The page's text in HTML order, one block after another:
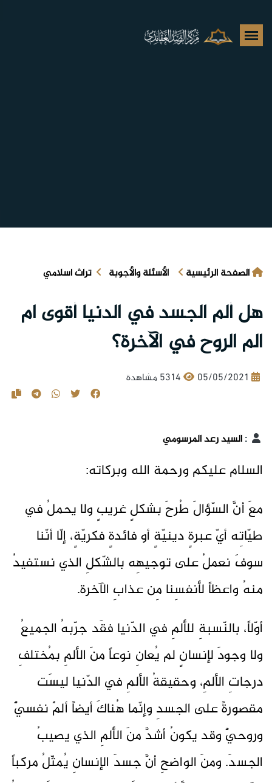
الصفحة الرئيسية الأسئلة والأجوبة تراث اسلامي
هل ألم الجسد في الدنيا أقوى ام
الم الروح في الآخرة؟
05/05/2021 5314 مشاهدة
:السيد رعد المرسومي
السلام عليكم ورحمة الله وبركاته:
معَ أنَّ السّؤالَ طُرحَ بشكلٍ غريبٍ ولا يحملُ في
طيّاتِه أيّ عبرةٍ دينيّةٍ أو فائدةٍ فكريّةٍ، إلّا أنّنا
سوفَ نعملُ على توجيهِه بالشّكلِ الذي نستفيدُ
منهُ واعظاً لأنفسِنا مِن عذابِ الآخرة.
أوّلاً، بالنّسبةِ للألمِ في الدّنيا فقَد جرّبهُ الجميعُ
ولا وجودَ لإنسانٍ لم يُعانِ نوعاً منَ الألمِ بمُختلفِ
درجاتِ الألمِ، وحقيقةُ الألمِ في الدّنيا ليسَت
مقصورةً على الجسدِ وإنّما هُناكَ أيضاً ألمٌ نفسيٌّ
وروحيٌّ وقد يكونُ أشدَّ منَ الألمِ الذي يصيبُ
الجسدَ. ومنَ الواضحِ أنَّ جسدَ الإنسانِ يُمثّلُ مركباً